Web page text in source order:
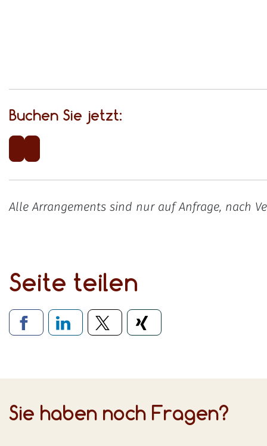
Buchen Sie jetzt:
Alle Arrangements sind nur auf Anfrage, nach
Seite teilen
Verlinkung zu
Sie haben noch Fragen?